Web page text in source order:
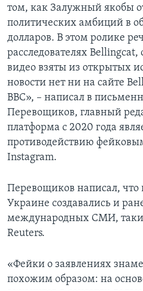
том, как Залужный якобы
политических амбиций в
долларов. В этом ролике
расследователях
видео взяты из открытых
новости нет ни на сайте
BBC», – написал в
Перевощиков, главный
платформа с 2020 года
противодействию
Instagram.
Перевощиков написал, что
Украине создавались и
международных СМИ,
Reuters.
«Фейки о заявлениях
похожим образом: на